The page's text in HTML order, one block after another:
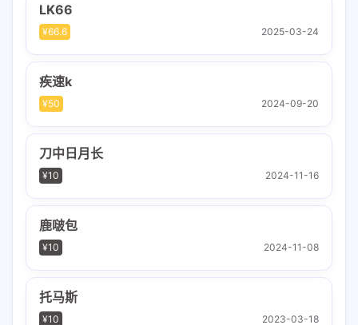
LK66
¥66.6 2025-03-24
疾速k
¥50 2024-09-20
刀中日月长
¥10 2024-11-16
鹿啵包
¥10 2024-11-08
托马斯
¥10 2023-03-18